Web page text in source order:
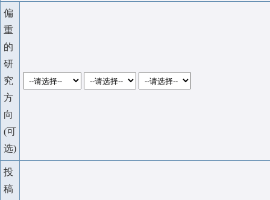
偏
重
的
研
究
方
向
(可
选)
投
稿